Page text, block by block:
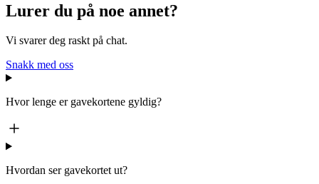
Lurer du på noe annet?
Vi svarer deg raskt på chat.
Snakk med oss
Hvor lenge er gavekortene gyldig?
Hvordan ser gavekortet ut?